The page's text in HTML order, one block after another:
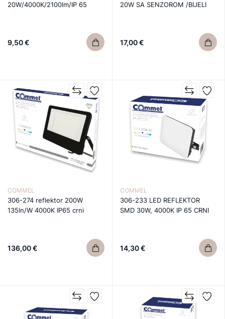
20W/4000K/2100lm/IP 65
9,50 €
20W SA SENZOROM /BIJELI
17,00 €
COMMEL
306-274 reflektor 200W
135ln/W 4000K IP65 crni
136,00 €
COMMEL
306-233 LED REFLEKTOR
SMD 30W, 4000K IP 65 CRNI
14,30 €